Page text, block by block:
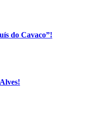
do Cavaco”!